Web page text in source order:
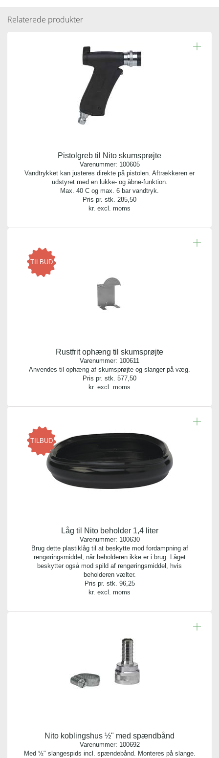
Antal pr. kolli:
Vægt gram:
0.225 gr
Antal pr. palle:
Relaterede produkter
Pistolgreb til Nito skumsprøjte
Varenummer: 100605
Vandtrykket kan justeres direkte på pistolen. Aftrækkeren er
udstyret med en lukke- og åbne-funktion.
Max. 40 C og max. 6 bar vandtryk.
Pris pr. stk. 285,50
kr. excl. moms
TILBUD
Rustfrit ophæng til skumsprøjte
Varenummer: 100611
Anvendes til ophæng af skumsprøjte og slanger på væg.
Pris pr. stk. 577,50
kr. excl. moms
TILBUD
Låg til Nito beholder 1,4 liter
Varenummer: 100630
Brug dette plastiklåg til at beskytte mod fordampning af
rengøringsmiddel, når beholderen ikke er i brug. Låget
beskytter også mod spild af rengøringsmiddel, hvis
beholderen vælter.
Pris pr. stk. 96,25
kr. excl. moms
Nito koblingshus ½" med spændbånd
Varenummer: 100692
Med ½" slangespids incl. spændebånd. Monteres på slange.